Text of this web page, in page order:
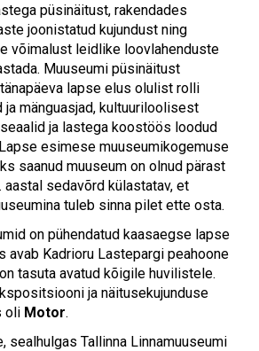
püsinäitust, rakendades
joonistatud kujundust ning
võimalust leidlike loovlahenduste
Muuseumi püsinäitust
lapse elus olulist rolli
ja mänguasjad, kultuuriloolisest
ja lastega koostöös loodud
esimese muuseumikogemuse
saanud muuseum on olnud pärast
sedavõrd külastatav, et
tuleb sinna pilet ette osta.
on pühendatud kaasaegse lapse
avab Kadrioru Lastepargi peahoone
tasuta avatud kõigile huvilistele.
ja näitusekujunduse
oli Motor.
sealhulgas Tallinna Linnamuuseumi